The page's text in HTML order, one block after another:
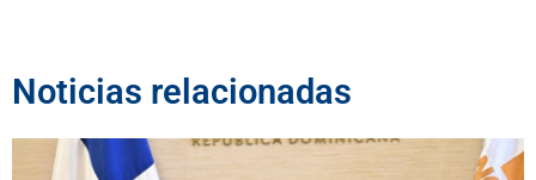
Noticias relacionadas